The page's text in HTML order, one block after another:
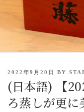
P
O
S
T
E
2022年9月20日 BY
(日本語) 【
ろ蒸しが更に